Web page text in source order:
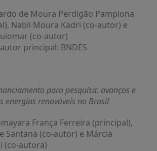
de Moura Perdigão Pamplona
Nabil Moura Kadri (co-autor) e
(co-autor)
principal: BNDES
para pesquisa: avanços e
energias renováveis no Brasil
França Ferreira (principal),
Santana (co-autor) e Márcia
(co-autora)